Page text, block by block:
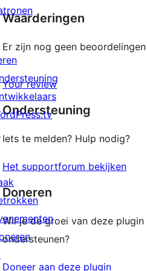
Waarderingen
Er zijn nog geen
Your review
Ondersteuning
Iets te melden? Hulp nodig?
Het supportforum bekijken
Doneren
Wil je de groei van deze plugin
ondersteunen?
Doneer aan deze plugin